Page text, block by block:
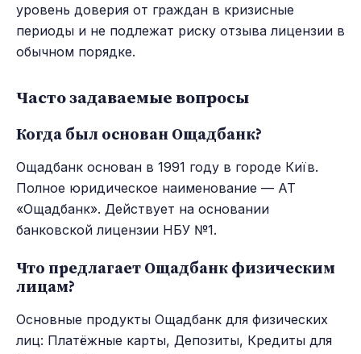
уровень доверия от граждан в кризисные
периоды и не подлежат риску отзыва лицензии в
обычном порядке.
Часто задаваемые вопросы
Когда был основан Ощадбанк?
Ощадбанк основан в 1991 году в городе Київ.
Полное юридическое наименование — АТ
«Ощадбанк». Действует на основании
банковской лицензии НБУ №1.
Что предлагает Ощадбанк физическим
лицам?
Основные продукты Ощадбанк для физических
лиц: Платёжные карты, Депозиты, Кредиты для